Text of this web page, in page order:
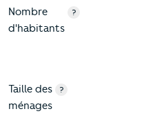
Nombre
d'habitants
?
Taille des
ménages
?